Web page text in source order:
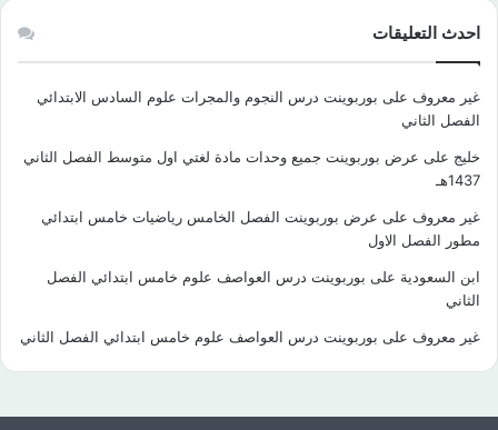
احدث التعليقات
غير معروف على بوربوينت درس النجوم والمجرات علوم السادس الابتدائي
الفصل الثاني
خليج على عرض بوربوينت جميع وحدات مادة لغتي اول متوسط الفصل الثاني
1437هـ
غير معروف على عرض بوربوينت الفصل الخامس رياضيات خامس ابتدائي
مطور الفصل الاول
ابن السعودية على بوربوينت درس العواصف علوم خامس ابتدائي الفصل
الثاني
غير معروف على بوربوينت درس العواصف علوم خامس ابتدائي الفصل الثاني